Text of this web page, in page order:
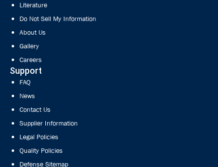
Literature
Do Not Sell My Information
About Us
Gallery
Careers
Support
FAQ
News
Contact Us
Supplier Information
Legal Policies
Quality Policies
Defense Sitemap